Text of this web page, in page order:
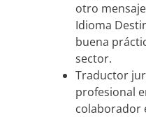
otro
Idioma
buena
sector.
Traductor
profesional
colaborador